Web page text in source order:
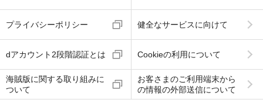
プライバシーポリシー 健全なサービスに向けて
dアカウント2段階認証とは Cookieの利用について
海賊版に関する取り組みに
ついて
お客さまのご利用端末から
の情報の外部送信について